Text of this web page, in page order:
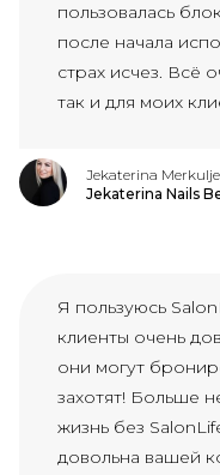
пользовалась
после начала
страх исчез. Всё
так и для моих
Jekaterina
Jekaterina Nails
Я пользуюсь
клиенты очень
они могут
захотят! Больше
жизнь без
довольна вашей